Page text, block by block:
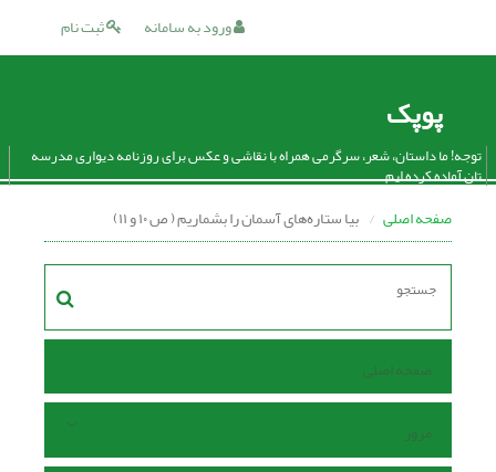
ثبت نام ورود به سامانه
پوپک
توجه! ما داستان، شعر، سرگرمی همراه با نقاشی و عکس برای روزنامه دیواری مدرسه
تان آماده کرده ایم.
صفحه اصلی بیا ستاره‌های آسمان را بشماریم ( ص ۱۰ و ۱۱)
صفحه اصلی
مرور